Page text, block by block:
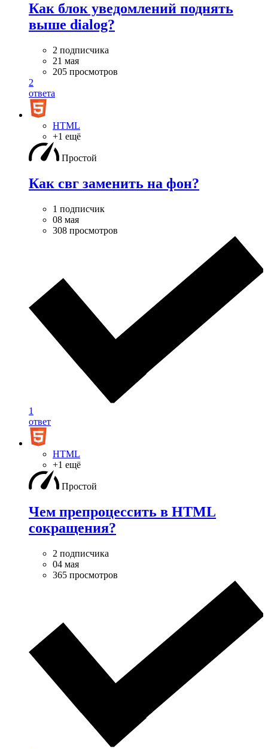
Как блок уведомлений поднять
выше dialog?
2 подписчика
21 мая
205 просмотров
2
ответа
HTML
+1 ещё
Простой
Как свг заменить на фон?
1 подписчик
08 мая
308 просмотров
1
ответ
HTML
+1 ещё
Простой
Чем препроцессить в HTML
сокращения?
2 подписчика
04 мая
365 просмотров